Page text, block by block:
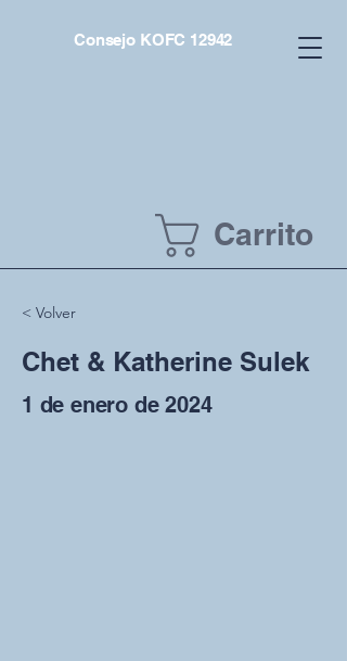
Consejo KOFC 12942
Carrito
< Volver
Chet & Katherine Sulek
1 de enero de 2024